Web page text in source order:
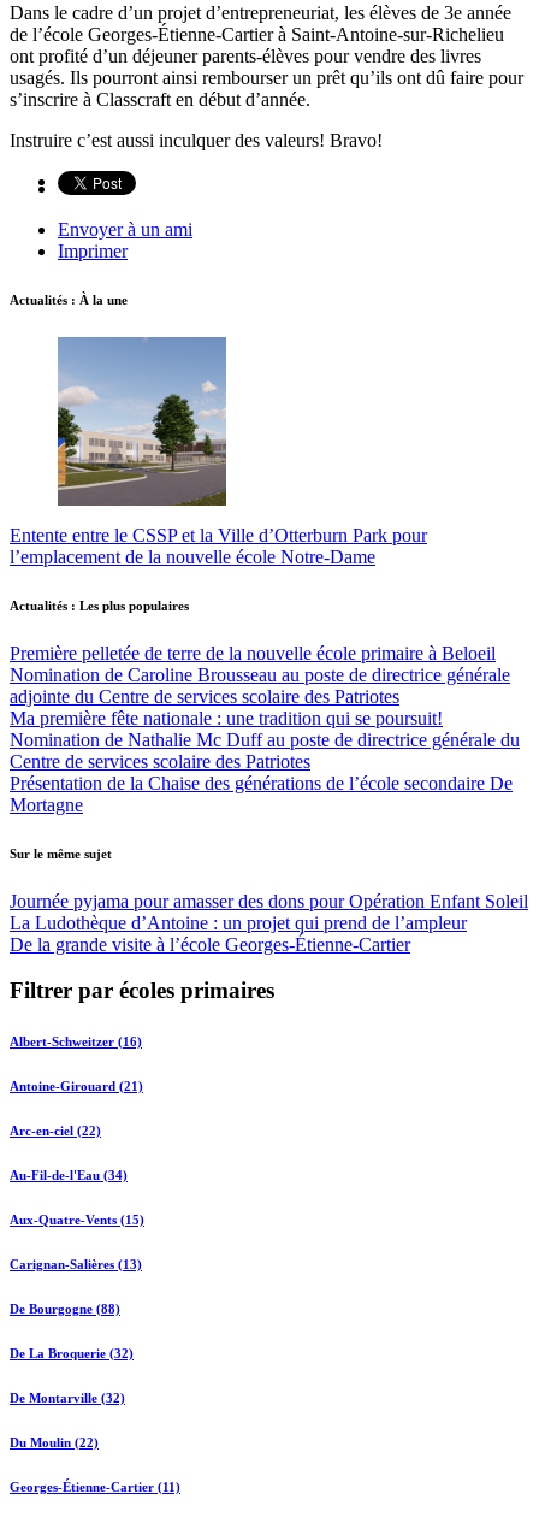
Dans le cadre d’un projet d’entrepreneuriat, les élèves de 3e année
de l’école Georges-Étienne-Cartier à Saint-Antoine-sur-Richelieu
ont profité d’un déjeuner parents-élèves pour vendre des livres
usagés. Ils pourront ainsi rembourser un prêt qu’ils ont dû faire pour
s’inscrire à Classcraft en début d’année.
Instruire c’est aussi inculquer des valeurs! Bravo!
Envoyer à un ami
Imprimer
Actualités : À la une
Entente entre le CSSP et la Ville d’Otterburn Park pour
l’emplacement de la nouvelle école Notre-Dame
Actualités : Les plus populaires
Première pelletée de terre de la nouvelle école primaire à Beloeil
Nomination de Caroline Brousseau au poste de directrice générale
adjointe du Centre de services scolaire des Patriotes
Ma première fête nationale : une tradition qui se poursuit!
Nomination de Nathalie Mc Duff au poste de directrice générale du
Centre de services scolaire des Patriotes
Présentation de la Chaise des générations de l’école secondaire De
Mortagne
Sur le même sujet
Journée pyjama pour amasser des dons pour Opération Enfant Soleil
La Ludothèque d’Antoine : un projet qui prend de l’ampleur
De la grande visite à l’école Georges-Étienne-Cartier
Filtrer par écoles primaires
Albert-Schweitzer (16)
Antoine-Girouard (21)
Arc-en-ciel (22)
Au-Fil-de-l'Eau (34)
Aux-Quatre-Vents (15)
Carignan-Salières (13)
De Bourgogne (88)
De La Broquerie (32)
De Montarville (32)
Du Moulin (22)
Georges-Étienne-Cartier (11)